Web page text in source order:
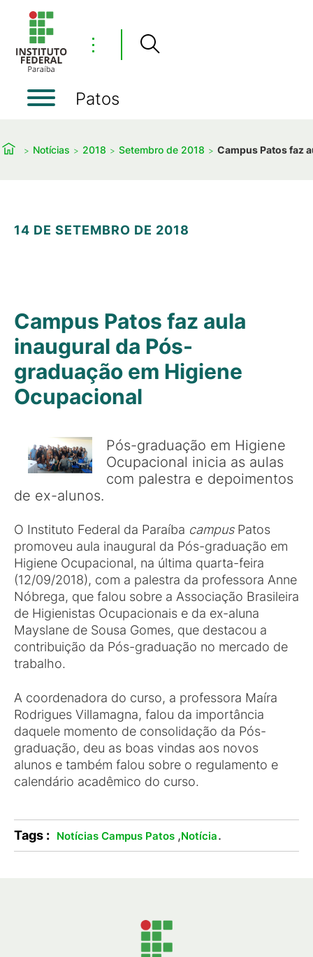
⋮
Patos
Notícias 2018 Setembro de 2018 Campus Patos faz
14 DE SETEMBRO DE 2018
Campus Patos faz aula
inaugural da Pós-
graduação em Higiene
Ocupacional
Pós-graduação em Higiene
Ocupacional inicia as aulas
com palestra e depoimentos
de ex-alunos.
O Instituto Federal da Paraíba campusPatos
promoveu aula inaugural da Pós-graduação em
Higiene Ocupacional, na última quarta-feira
(12/09/2018), com a palestra da professora Anne
Nóbrega, que falou sobre a Associação Brasileira
de Higienistas Ocupacionais e da ex-aluna
Mayslane de Sousa Gomes, que destacou a
contribuição da Pós-graduação no mercado de
trabalho.
A coordenadora do curso, a professora Maíra
Rodrigues Villamagna, falou da importância
daquele momento de consolidação da Pós-
graduação, deu as boas vindas aos novos
alunos e também falou sobre o regulamento e
calendário acadêmico do curso.
Tags : Notícias Campus Patos ,Notícia.